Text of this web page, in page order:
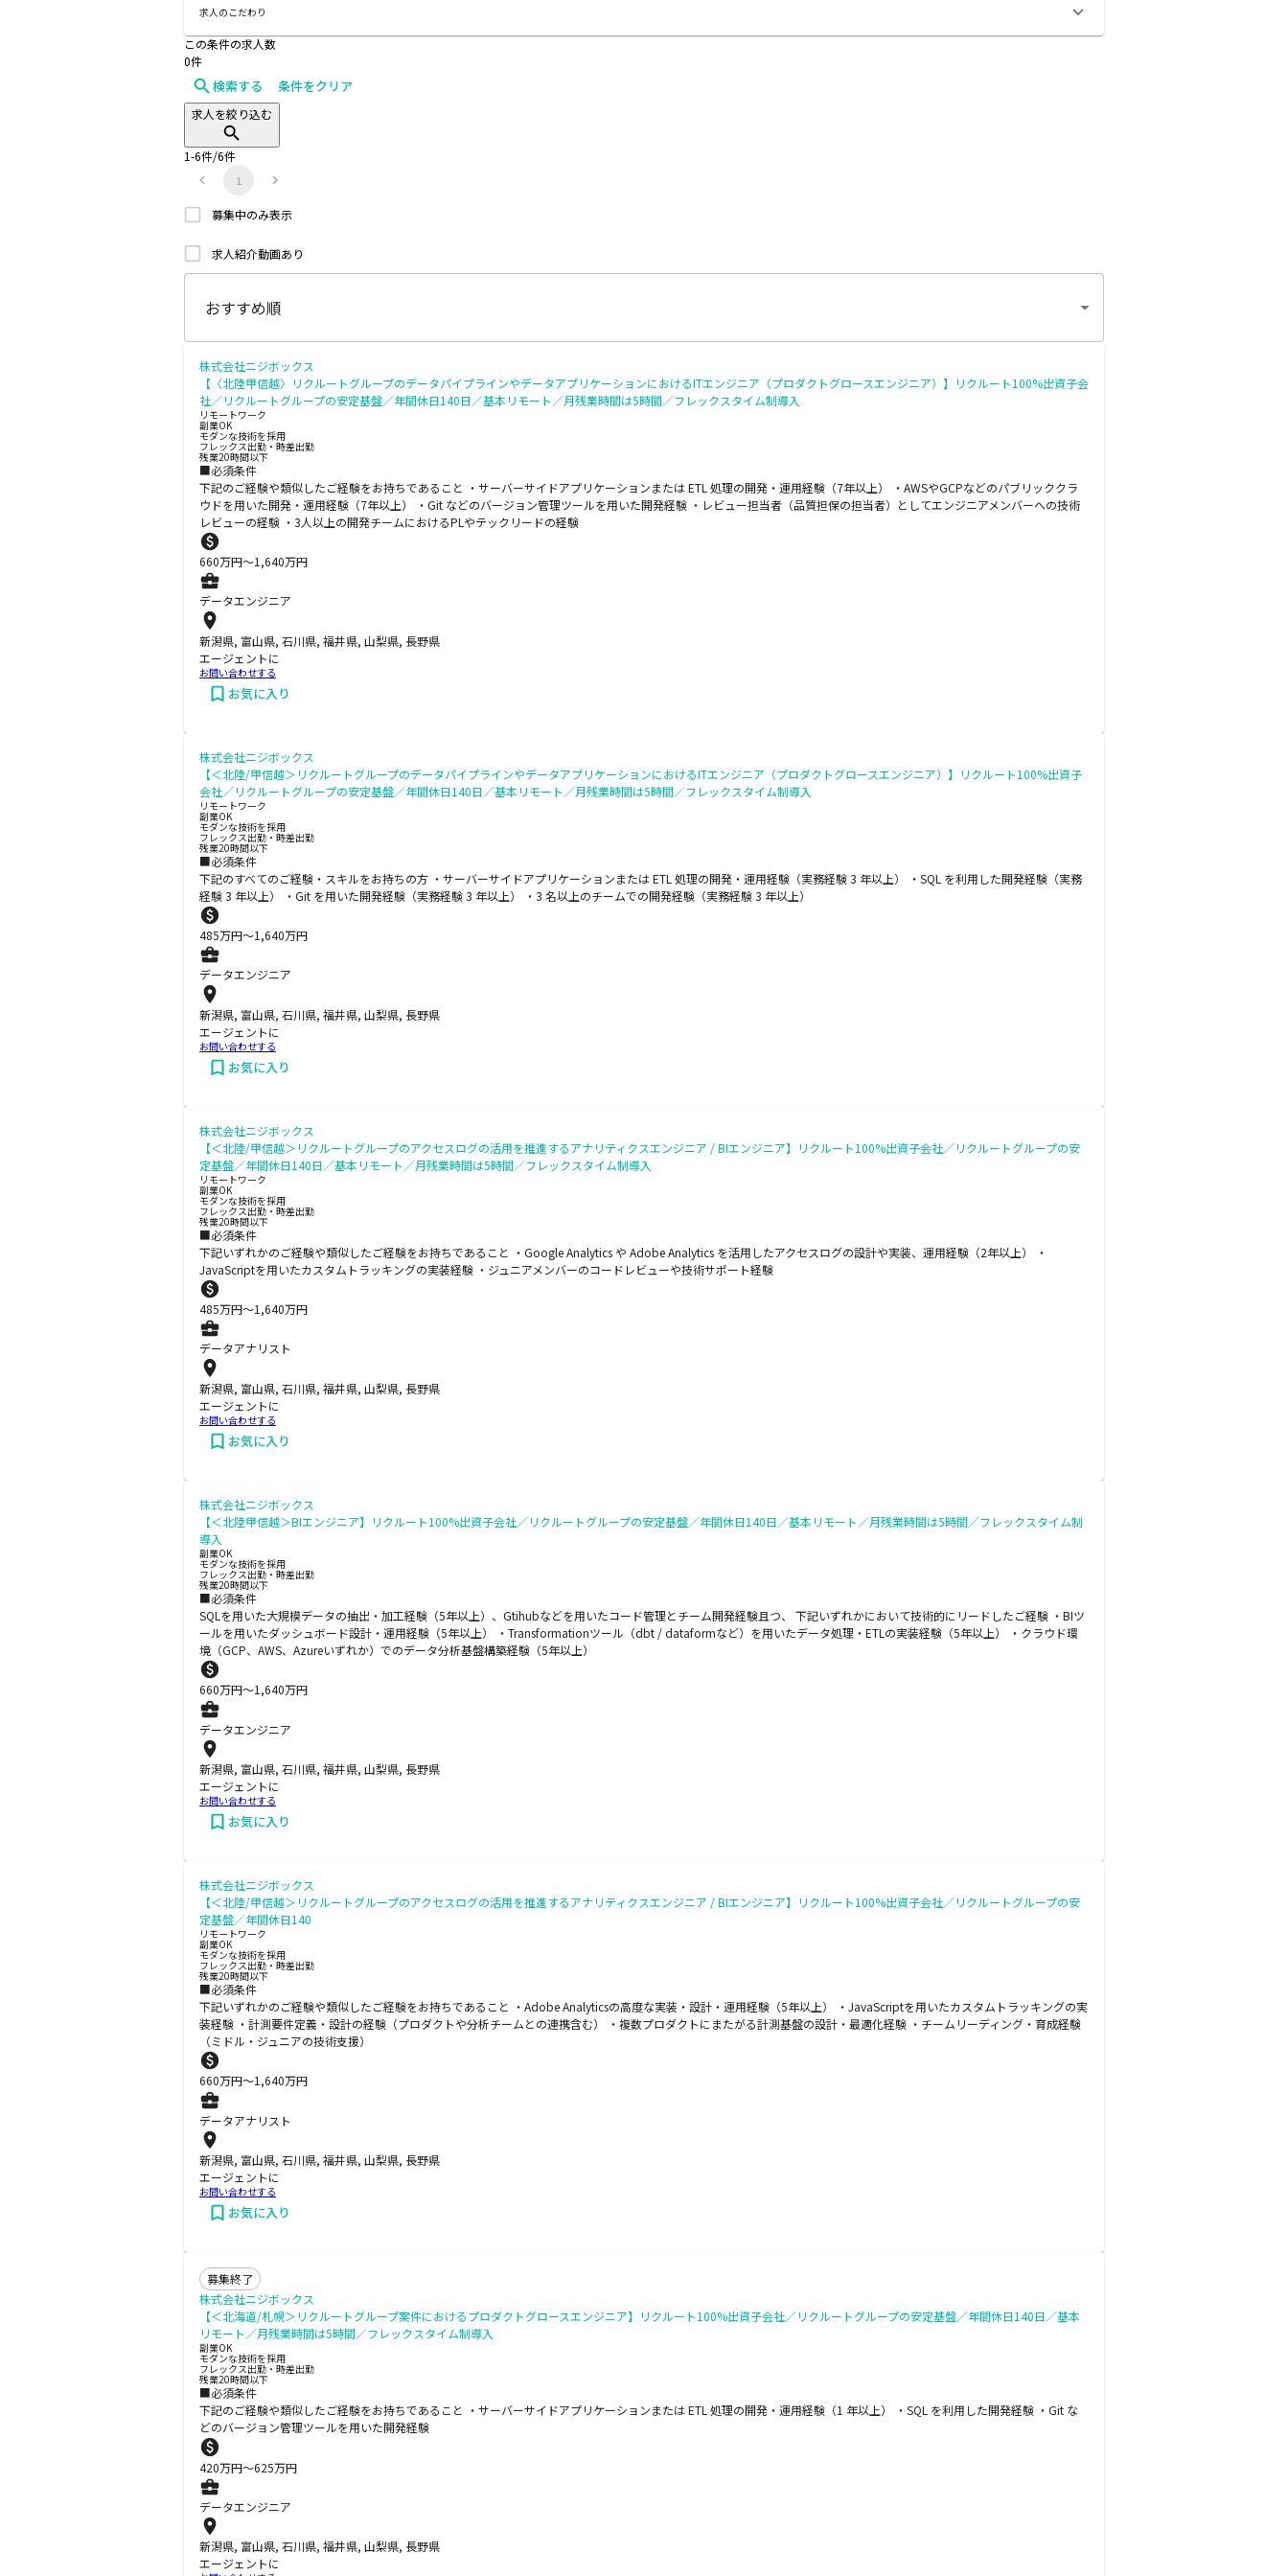
求人のこだわり
この条件の求人数
0件
検索する 条件をクリア
求人を絞り込む
1-6件/6件
1
募集中のみ表示
求人紹介動画あり
株式会社ニジボックス
【〈北陸甲信越〉リクルートグループのデータパイプラインやデータアプリケーションにおけるITエンジニア（プロダクトグロースエンジニア）】リクルート100%出資子会
社／リクルートグループの安定基盤／年間休日140日／基本リモート／月残業時間は5時間／フレックスタイム制導入
リモートワーク
副業OK
モダンな技術を採用
フレックス出勤・時差出勤
残業20時間以下
■必須条件
下記のご経験や類似したご経験をお持ちであること ・サーバーサイドアプリケーションまたは ETL 処理の開発・運用経験（7年以上） ・AWSやGCPなどのパブリッククラ
ウドを用いた開発・運用経験（7年以上） ・Git などのバージョン管理ツールを用いた開発経験 ・レビュー担当者（品質担保の担当者）としてエンジニアメンバーへの技術
レビューの経験 ・3人以上の開発チームにおけるPLやテックリードの経験
660万円〜1,640万円
データエンジニア
新潟県, 富山県, 石川県, 福井県, 山梨県, 長野県
エージェントに
お問い合わせする
お気に入り
株式会社ニジボックス
【＜北陸/甲信越＞リクルートグループのデータパイプラインやデータアプリケーションにおけるITエンジニア（プロダクトグロースエンジニア）】リクルート100%出資子
会社／リクルートグループの安定基盤／年間休日140日／基本リモート／月残業時間は5時間／フレックスタイム制導入
リモートワーク
副業OK
モダンな技術を採用
フレックス出勤・時差出勤
残業20時間以下
■必須条件
下記のすべてのご経験・スキルをお持ちの方 ・サーバーサイドアプリケーションまたは ETL 処理の開発・運用経験（実務経験 3 年以上） ・SQL を利用した開発経験（実務
経験 3 年以上） ・Git を用いた開発経験（実務経験 3 年以上） ・3 名以上のチームでの開発経験（実務経験 3 年以上）
485万円〜1,640万円
データエンジニア
新潟県, 富山県, 石川県, 福井県, 山梨県, 長野県
エージェントに
お問い合わせする
お気に入り
株式会社ニジボックス
【＜北陸/甲信越＞リクルートグループのアクセスログの活用を推進するアナリティクスエンジニア / BIエンジニア】リクルート100%出資子会社／リクルートグループの安
定基盤／年間休日140日／基本リモート／月残業時間は5時間／フレックスタイム制導入
リモートワーク
副業OK
モダンな技術を採用
フレックス出勤・時差出勤
残業20時間以下
■必須条件
下記いずれかのご経験や類似したご経験をお持ちであること ・Google Analytics や Adobe Analytics を活用したアクセスログの設計や実装、運用経験（2年以上） ・
JavaScriptを用いたカスタムトラッキングの実装経験 ・ジュニアメンバーのコードレビューや技術サポート経験
485万円〜1,640万円
データアナリスト
新潟県, 富山県, 石川県, 福井県, 山梨県, 長野県
エージェントに
お問い合わせする
お気に入り
株式会社ニジボックス
【＜北陸甲信越＞BIエンジニア】リクルート100%出資子会社／リクルートグループの安定基盤／年間休日140日／基本リモート／月残業時間は5時間／フレックスタイム制
導入
副業OK
モダンな技術を採用
フレックス出勤・時差出勤
残業20時間以下
■必須条件
SQLを用いた大規模データの抽出・加工経験（5年以上）、Gtihubなどを用いたコード管理とチーム開発経験且つ、 下記いずれかにおいて技術的にリードしたご経験 ・BIツ
ールを用いたダッシュボード設計・運用経験（5年以上） ・Transformationツール（dbt / dataformなど）を用いたデータ処理・ETLの実装経験（5年以上） ・クラウド環
境（GCP、AWS、Azureいずれか）でのデータ分析基盤構築経験（5年以上）
660万円〜1,640万円
データエンジニア
新潟県, 富山県, 石川県, 福井県, 山梨県, 長野県
エージェントに
お問い合わせする
お気に入り
株式会社ニジボックス
【＜北陸/甲信越＞リクルートグループのアクセスログの活用を推進するアナリティクスエンジニア / BIエンジニア】リクルート100%出資子会社／リクルートグループの安
定基盤／年間休日140
リモートワーク
副業OK
モダンな技術を採用
フレックス出勤・時差出勤
残業20時間以下
■必須条件
下記いずれかのご経験や類似したご経験をお持ちであること ・Adobe Analyticsの高度な実装・設計・運用経験（5年以上） ・JavaScriptを用いたカスタムトラッキングの実
装経験 ・計測要件定義・設計の経験（プロダクトや分析チームとの連携含む） ・複数プロダクトにまたがる計測基盤の設計・最適化経験 ・チームリーディング・育成経験
（ミドル・ジュニアの技術支援）
660万円〜1,640万円
データアナリスト
新潟県, 富山県, 石川県, 福井県, 山梨県, 長野県
エージェントに
お問い合わせする
お気に入り
募集終了
株式会社ニジボックス
【＜北海道/札幌＞リクルートグループ案件におけるプロダクトグロースエンジニア】リクルート100%出資子会社／リクルートグループの安定基盤／年間休日140日／基本
リモート／月残業時間は5時間／フレックスタイム制導入
副業OK
モダンな技術を採用
フレックス出勤・時差出勤
残業20時間以下
■必須条件
下記のご経験や類似したご経験をお持ちであること ・サーバーサイドアプリケーションまたは ETL 処理の開発・運用経験（1 年以上） ・SQL を利用した開発経験 ・Git な
どのバージョン管理ツールを用いた開発経験
420万円〜625万円
データエンジニア
新潟県, 富山県, 石川県, 福井県, 山梨県, 長野県
エージェントに